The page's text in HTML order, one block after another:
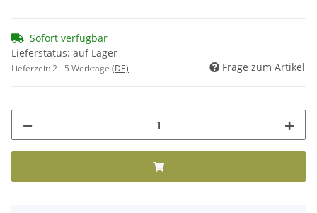
Sofort verfügbar
Lieferstatus: auf Lager
Lieferzeit:2 - 5 Werktage (DE) Frage zum Artikel